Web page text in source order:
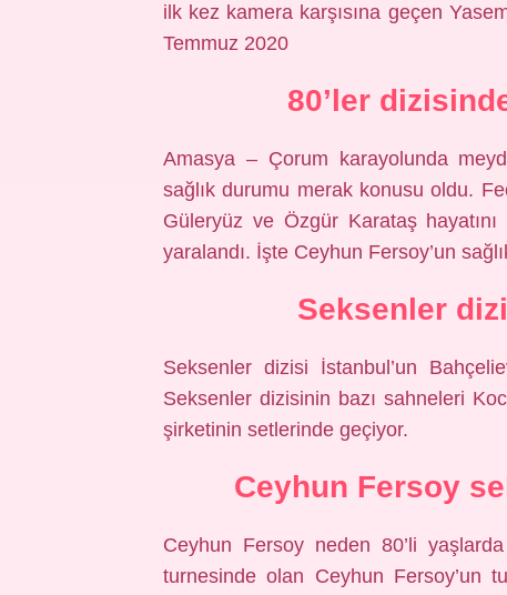
ilk kez kamera karşısına geçen
Temmuz 2020
80’ler
Amasya – Çorum karayolunda
sağlık durumu merak konusu oldu.
Güleryüz ve Özgür Karataş
yaralandı. İşte Ceyhun Fersoy’un
Seksenler
Seksenler dizisi İstanbul’un
Seksenler dizisinin bazı sahneleri
şirketinin setlerinde geçiyor.
Ceyhun Fersoy
Ceyhun Fersoy neden 80’li
turnesinde olan Ceyhun Fersoy’un